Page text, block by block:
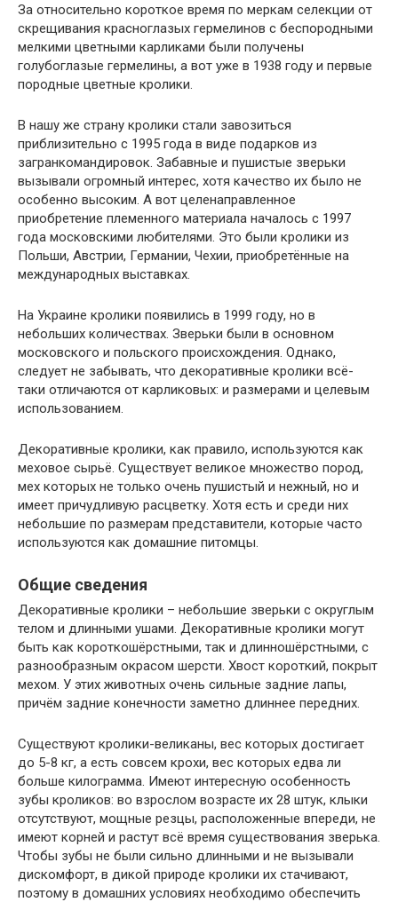
За относительно короткое время по меркам селекции от
скрещивания красноглазых гермелинов с беспородными
мелкими цветными карликами были получены
голубоглазые гермелины, а вот уже в 1938 году и первые
породные цветные кролики.
В нашу же страну кролики стали завозиться
приблизительно с 1995 года в виде подарков из
загранкомандировок. Забавные и пушистые зверьки
вызывали огромный интерес, хотя качество их было не
особенно высоким. А вот целенаправленное
приобретение племенного материала началось с 1997
года московскими любителями. Это были кролики из
Польши, Австрии, Германии, Чехии, приобретённые на
международных выставках.
На Украине кролики появились в 1999 году, но в
небольших количествах. Зверьки были в основном
московского и польского происхождения. Однако,
следует не забывать, что декоративные кролики всё-
таки отличаются от карликовых: и размерами и целевым
использованием.
Декоративные кролики, как правило, используются как
меховое сырьё. Существует великое множество пород,
мех которых не только очень пушистый и нежный, но и
имеет причудливую расцветку. Хотя есть и среди них
небольшие по размерам представители, которые часто
используются как домашние питомцы.
Общие сведения
Декоративные кролики – небольшие зверьки с округлым
телом и длинными ушами. Декоративные кролики могут
быть как короткошёрстными, так и длинношёрстными, с
разнообразным окрасом шерсти. Хвост короткий, покрыт
мехом. У этих животных очень сильные задние лапы,
причём задние конечности заметно длиннее передних.
Существуют кролики-великаны, вес которых достигает
до 5-8 кг, а есть совсем крохи, вес которых едва ли
больше килограмма. Имеют интересную особенность
зубы кроликов: во взрослом возрасте их 28 штук, клыки
отсутствуют, мощные резцы, расположенные впереди, не
имеют корней и растут всё время существования зверька.
Чтобы зубы не были сильно длинными и не вызывали
дискомфорт, в дикой природе кролики их стачивают,
поэтому в домашних условиях необходимо обеспечить